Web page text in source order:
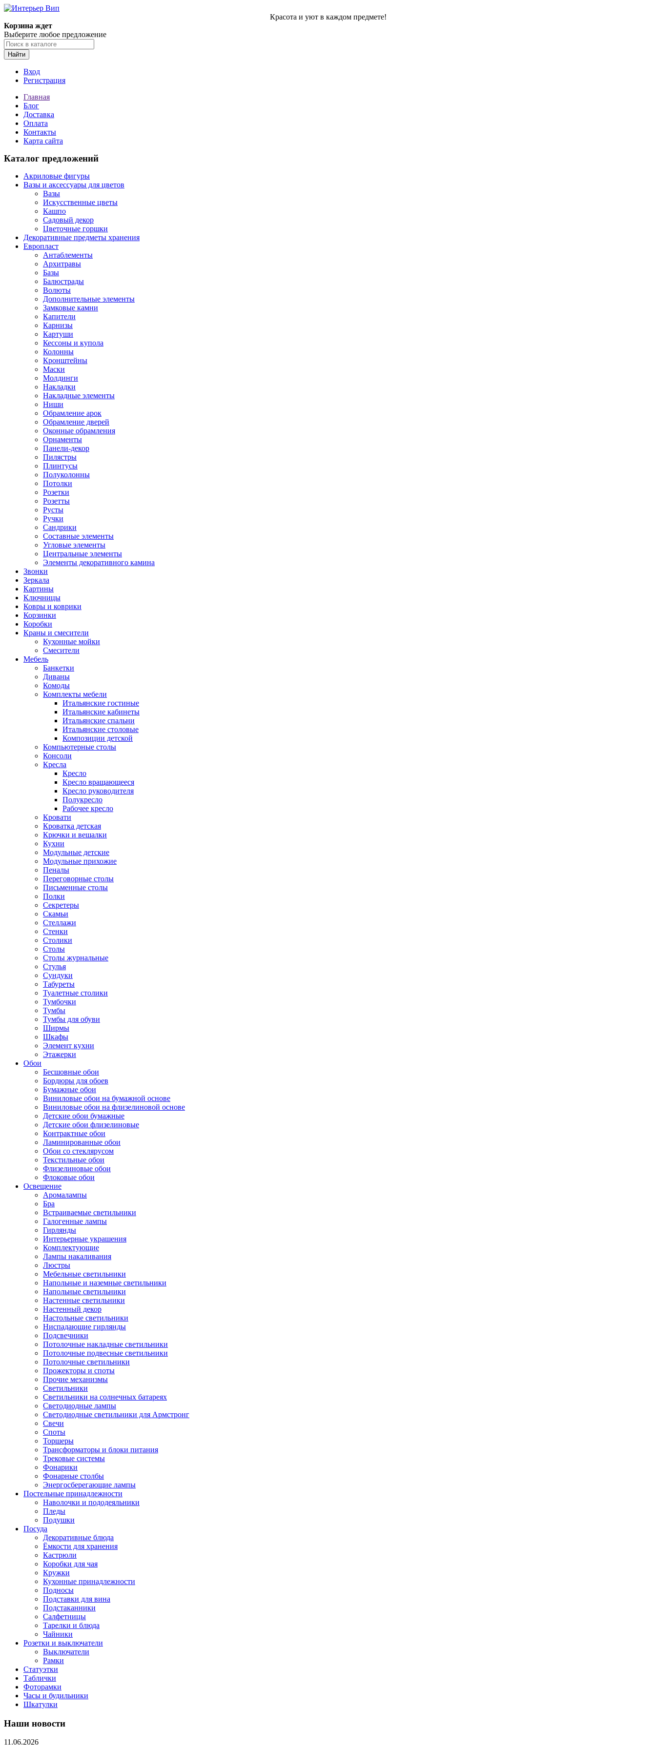
Красота и уют в каждом предмете!
Корзина ждет
Выберите любое предложение
Найти
Вход
Регистрация
Главная
Блог
Доставка
Оплата
Контакты
Карта сайта
Каталог предложений
Акриловые фигуры
Вазы и аксессуары для цветов
Вазы
Искусственные цветы
Кашпо
Садовый декор
Цветочные горшки
Декоративные предметы хранения
Европласт
Антаблементы
Архитравы
Базы
Балюстрады
Волюты
Дополнительные элементы
Замковые камни
Капители
Карнизы
Картуши
Кессоны и купола
Колонны
Кронштейны
Маски
Молдинги
Накладки
Накладные элементы
Ниши
Обрамление арок
Обрамление дверей
Оконные обрамления
Орнаменты
Панели-декор
Пилястры
Плинтусы
Полуколонны
Потолки
Розетки
Розетты
Русты
Ручки
Сандрики
Составные элементы
Угловые элементы
Центральные элементы
Элементы декоративного камина
Звонки
Зеркала
Картины
Ключницы
Ковры и коврики
Корзинки
Коробки
Краны и смесители
Кухонные мойки
Смесители
Мебель
Банкетки
Диваны
Комоды
Комплекты мебели
Итальянские гостиные
Итальянские кабинеты
Итальянские спальни
Итальянские столовые
Композиции детской
Компьютерные столы
Консоли
Кресла
Кресло
Кресло вращающееся
Кресло руководителя
Полукресло
Рабочее кресло
Кровати
Кроватка детская
Крючки и вешалки
Кухни
Модульные детские
Модульные прихожие
Пеналы
Переговорные столы
Письменные столы
Полки
Секретеры
Скамьи
Стеллажи
Стенки
Столики
Столы
Столы журнальные
Стулья
Сундуки
Табуреты
Туалетные столики
Тумбочки
Тумбы
Тумбы для обуви
Ширмы
Шкафы
Элемент кухни
Этажерки
Обои
Бесшовные обои
Бордюры для обоев
Бумажные обои
Виниловые обои на бумажной основе
Виниловые обои на флизелиновой основе
Детские обои бумажные
Детские обои флизелиновые
Контрактные обои
Ламинированные обои
Обои со стеклярусом
Текстильные обои
Флизелиновые обои
Флоковые обои
Освещение
Аромалампы
Бра
Встраиваемые светильники
Галогенные лампы
Гирлянды
Интерьерные украшения
Комплектующие
Лампы накаливания
Люстры
Мебельные светильники
Напольные и наземные светильники
Напольные светильники
Настенные светильники
Настенный декор
Настольные светильники
Ниспадающие гирлянды
Подсвечники
Потолочные накладные светильники
Потолочные подвесные светильники
Потолочные светильники
Прожекторы и споты
Прочие механизмы
Светильники
Светильники на солнечных батареях
Светодиодные лампы
Светодиодные светильники для Армстронг
Свечи
Споты
Торшеры
Трансформаторы и блоки питания
Трековые системы
Фонарики
Фонарные столбы
Энергосберегающие лампы
Постельные принадлежности
Наволочки и пододеяльники
Пледы
Подушки
Посуда
Декоративные блюда
Ёмкости для хранения
Кастрюли
Коробки для чая
Кружки
Кухонные принадлежности
Подносы
Подставки для вина
Подстаканники
Салфетницы
Тарелки и блюда
Чайники
Розетки и выключатели
Выключатели
Рамки
Статуэтки
Таблички
Фоторамки
Часы и будильники
Шкатулки
Наши новости
11.06.2026